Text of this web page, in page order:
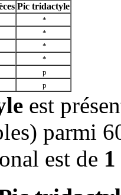
Pic tridactyle
*
*
*
*
p
p
est
parmi
est de 1